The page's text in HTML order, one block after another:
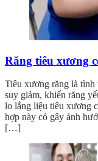
Răng tiêu xương
Tiêu xương răng là tình
suy giảm, khiến răng
lo lắng liệu tiêu xương
hợp này có gây ảnh
[…]